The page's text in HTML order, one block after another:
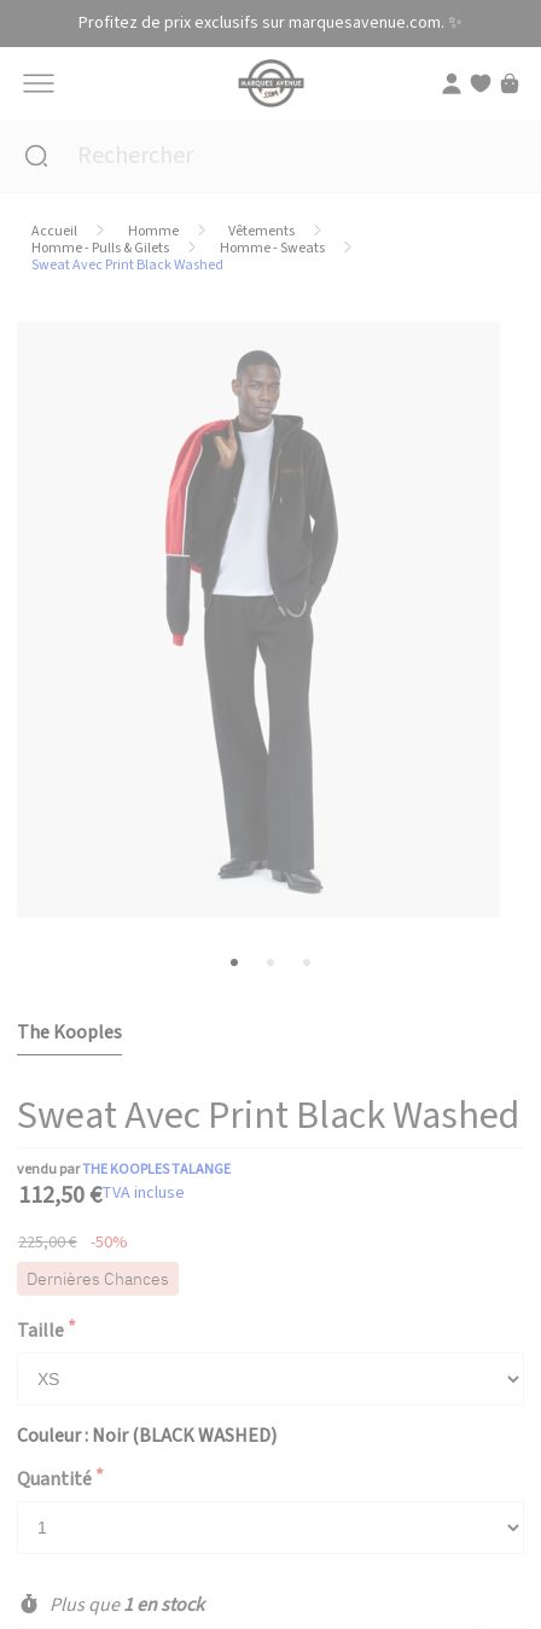
Profitez de prix exclusifs sur marquesavenue.com. ✨
Accueil Homme
Vêtements
Homme - Pulls & Gilets
Homme - Sweats
Sweat Avec Print Black Washed
The Kooples
Sweat Avec Print Black Washed
vendu parTHE KOOPLES TALANGE
112,50 €TVA incluse
225,00 € -50%
Dernières Chances
Taille
Couleur : Noir (BLACK WASHED)
Quantité
Plus que1 en stock
Panneau de gestion des cookies